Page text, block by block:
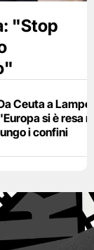
"Stop
Ceuta a
si è resa
i confini